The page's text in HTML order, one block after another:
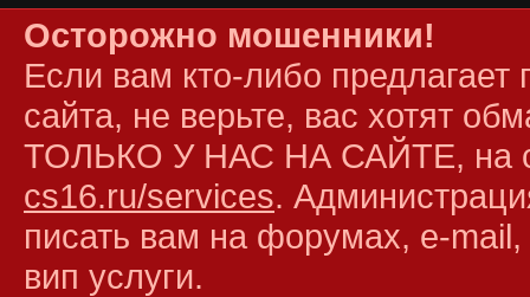
Осторожно мошенники!
Если вам кто-либо
сайта, не верьте, вас хотят
ТОЛЬКО У НАС НА САЙТЕ, на
cs16.ru/services.
писать вам на форумах, e-mail,
вип услуги.